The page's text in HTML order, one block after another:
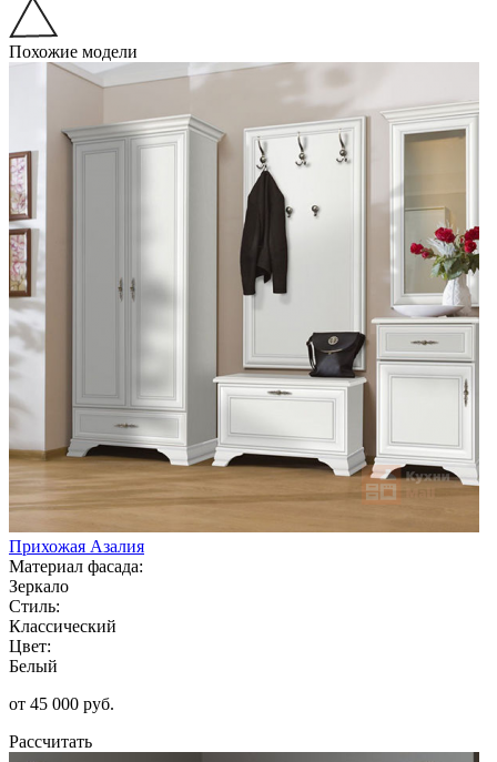
Похожие модели
Прихожая Азалия
Материал фасада:
Зеркало
Стиль:
Классический
Цвет:
Белый
от 45 000 руб.
Рассчитать